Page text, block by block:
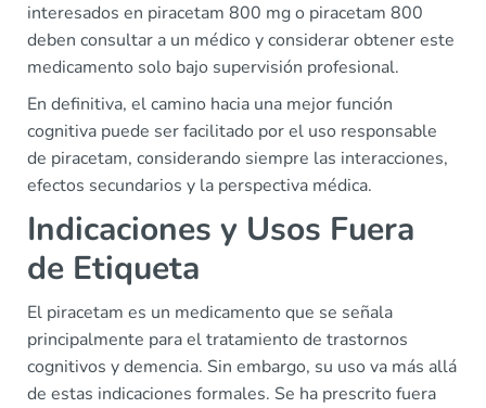
interesados en piracetam 800 mg o piracetam 800
deben consultar a un médico y considerar obtener este
medicamento solo bajo supervisión profesional.
En definitiva, el camino hacia una mejor función
cognitiva puede ser facilitado por el uso responsable
de piracetam, considerando siempre las interacciones,
efectos secundarios y la perspectiva médica.
Indicaciones y Usos Fuera
de Etiqueta
El piracetam es un medicamento que se señala
principalmente para el tratamiento de trastornos
cognitivos y demencia. Sin embargo, su uso va más allá
de estas indicaciones formales. Se ha prescrito fuera